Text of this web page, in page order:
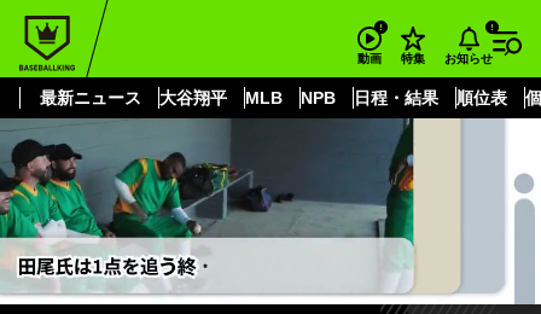
動画 特集 お知らせ
最新ニュース 大谷翔平 MLB NPB 日程・結果 順位表
もっと見る